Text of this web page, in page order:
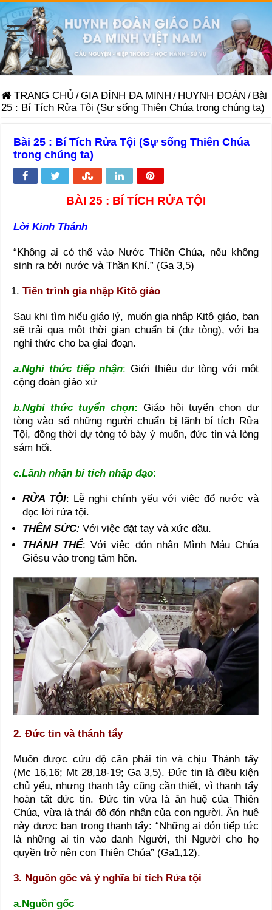
TRANG CHỦ /GIA ĐÌNH ĐA MINH / HUYNH ĐOÀN / Bài
25 : Bí Tích Rửa Tội (Sự sống Thiên Chúa trong chúng ta)
Bài 25 : Bí Tích Rửa Tội (Sự sống Thiên Chúa
trong chúng ta)
BÀI 25 : BÍ TÍCH RỬA TỘI
Lời Kinh Thánh
“Không ai có thể vào Nước Thiên Chúa, nếu không
sinh ra bởi nước và Thần Khí.” (Ga 3,5)
Tiến trình gia nhập Kitô giáo
Sau khi tìm hiểu giáo lý, muốn gia nhập Kitô giáo, bạn
sẽ trải qua một thời gian chuẩn bị (dự tòng), với ba
nghi thức cho ba giai đoạn.
a.Nghi thức tiếp nhận: Giới thiệu dự tòng với một
cộng đoàn giáo xứ
b.Nghi thức tuyển chọn: Giáo hội tuyển chọn dự
tòng vào số những người chuẩn bị lãnh bí tích Rửa
Tội, đồng thời dự tòng tỏ bày ý muốn, đức tin và lòng
sám hối.
c.Lãnh nhận bí tích nhập đạo:
RỬA TỘI: Lễ nghi chính yếu với việc đổ nước và
đọc lời rửa tội.
THÊM SỨC:Với việc đặt tay và xức dầu.
THÁNH THỂ: Với việc đón nhận Mình Máu Chúa
Giêsu vào trong tâm hồn.
2. Đức tin và thánh tẩy
Muốn được cứu độ cần phải tin và chịu Thánh tẩy
(Mc 16,16; Mt 28,18-19; Ga 3,5). Đức tin là điều kiện
chủ yếu, nhưng thanh tây cũng cần thiết, vì thanh tẩy
hoàn tất đức tin. Đức tin vừa là ân huệ của Thiên
Chúa, vừa là thái độ đón nhận của con người. Ân huệ
này được ban trong thanh tẩy: “Những ai đón tiếp tức
là những ai tin vào danh Người, thì Người cho họ
quyền trở nên con Thiên Chúa” (Ga1,12).
3. Nguồn gốc và ý nghĩa bí tích Rửa tội
a.Nguồn gốc